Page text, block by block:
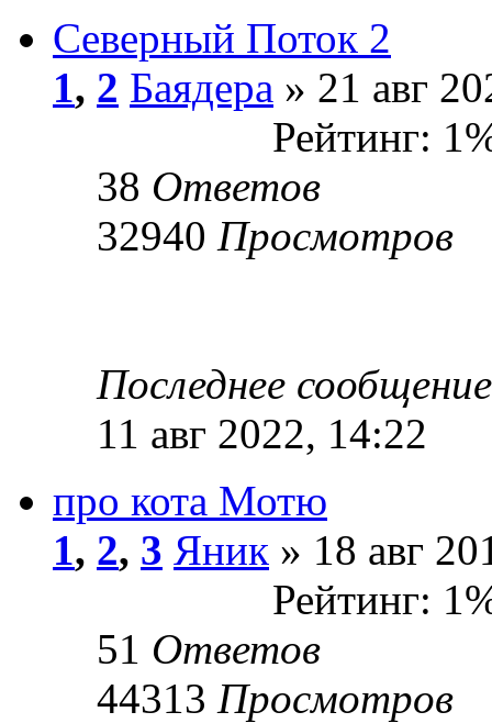
Северный Поток 2
1, 2 Баядера » 21 авг
Рейтинг:
38 Ответов
32940 Просмотров
Последнее
11 авг 2022, 14:22
про кота Мотю
1, 2, 3 Яник » 18 авг
Рейтинг:
51 Ответов
44313 Просмотров